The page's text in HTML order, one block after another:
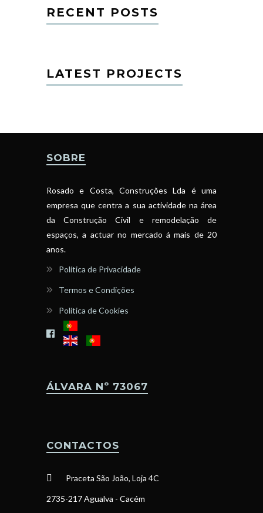
RECENT POSTS
LATEST PROJECTS
SOBRE
Rosado e Costa, Construções Lda é uma
empresa que centra a sua actividade na área
da Construção Civil e remodelação de
espaços, a actuar no mercado á mais de 20
anos.
Política de Privacidade
Termos e Condições
Política de Cookies
ÁLVARA Nº 73067
CONTACTOS
Praceta São João, Loja 4C
2735-217 Agualva - Cacém